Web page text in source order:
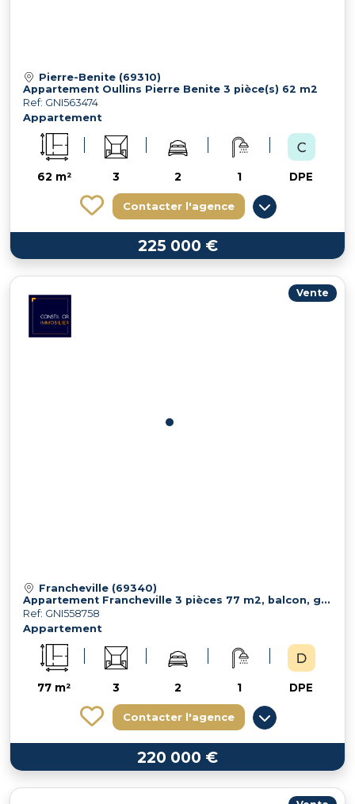
Pierre-Benite (69310)
Appartement Oullins Pierre Benite 3 pièce(s) 62 m2
Ref: GNI563474
Appartement
62 m² 3 2 1 DPE
Contacter l'agence
225 000 €
Vente
Francheville (69340)
Appartement Francheville 3 pièces 77 m2, balcon, garage et cave
Ref: GNI558758
Appartement
77 m² 3 2 1 DPE
Contacter l'agence
220 000 €